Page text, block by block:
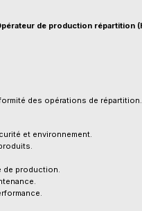
de production répartition
des opérations de
et environnement.
de production.